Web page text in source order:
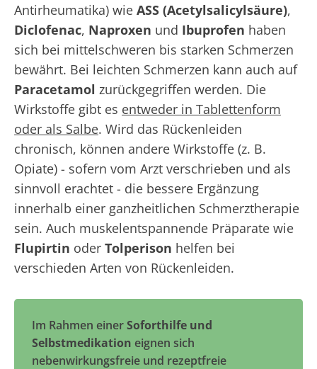
Antirheumatika) wie ASS (Acetylsalicylsäure),
Diclofenac, Naproxen und Ibuprofen haben
sich bei mittelschweren bis starken Schmerzen
bewährt. Bei leichten Schmerzen kann auch auf
Paracetamol zurückgegriffen werden. Die
Wirkstoffe gibt es entweder in Tablettenform
oder als Salbe. Wird das Rückenleiden
chronisch, können andere Wirkstoffe (z. B.
Opiate) - sofern vom Arzt verschrieben und als
sinnvoll erachtet - die bessere Ergänzung
innerhalb einer ganzheitlichen Schmerztherapie
sein. Auch muskelentspannende Präparate wie
Flupirtin oder Tolperison helfen bei
verschieden Arten von Rückenleiden.
Im Rahmen einerSoforthilfe und
Selbstmedikation eignen sich
nebenwirkungsfreie und rezeptfreie